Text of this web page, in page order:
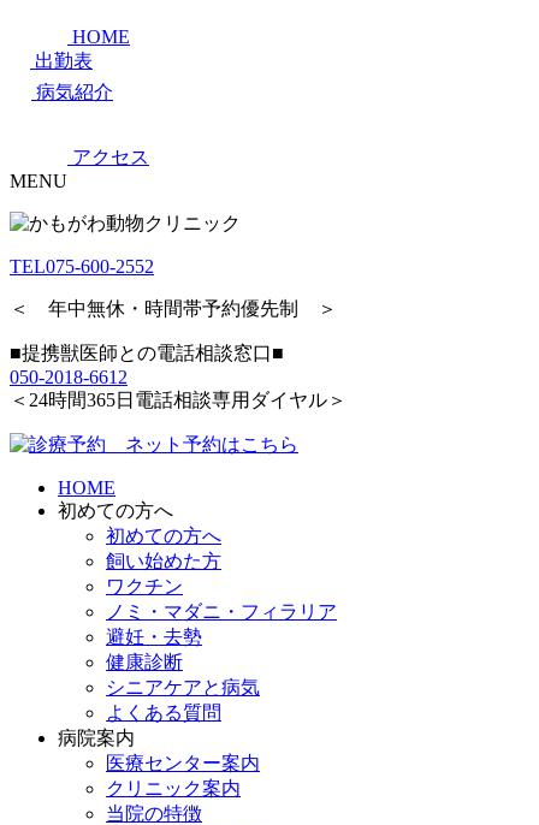
HOME
出勤表
病気紹介
アクセス
MENU
TEL075-600-2552
＜ 年中無休・時間帯予約優先制 ＞
■提携獣医師との電話相談窓口■
050-2018-6612
＜24時間365日電話相談専用ダイヤル＞
HOME
初めての方へ
初めての方へ
飼い始めた方
ワクチン
ノミ・マダニ・フィラリア
避妊・去勢
健康診断
シニアケアと病気
よくある質問
病院案内
医療センター案内
クリニック案内
当院の特徴